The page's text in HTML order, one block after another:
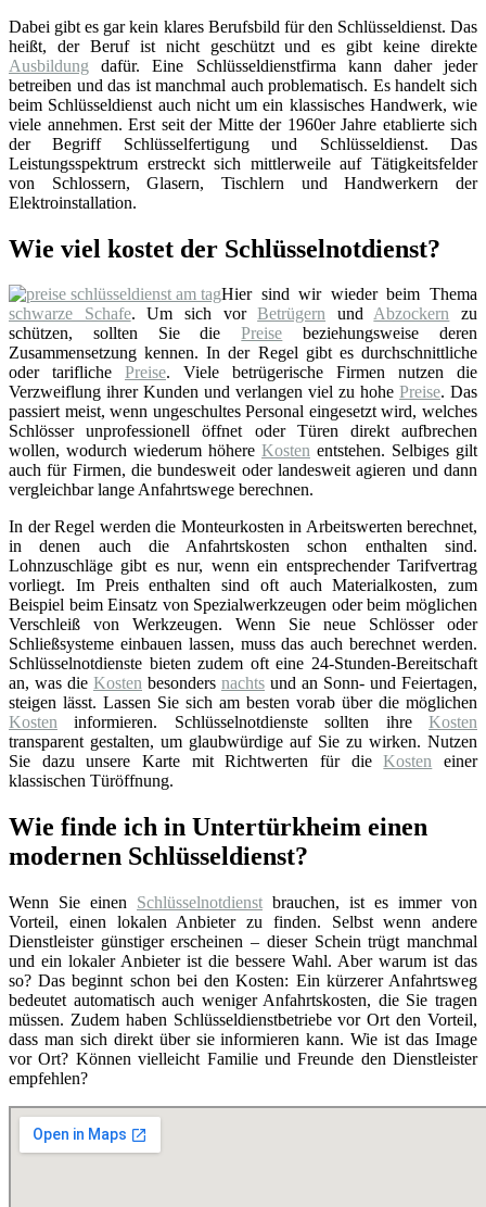
Dabei gibt es gar kein klares Berufsbild für den Schlüsseldienst. Das
heißt, der Beruf ist nicht geschützt und es gibt keine direkte
Ausbildung dafür. Eine Schlüsseldienstfirma kann daher jeder
betreiben und das ist manchmal auch problematisch. Es handelt sich
beim Schlüsseldienst auch nicht um ein klassisches Handwerk, wie
viele annehmen. Erst seit der Mitte der 1960er Jahre etablierte sich
der Begriff Schlüsselfertigung und Schlüsseldienst. Das
Leistungsspektrum erstreckt sich mittlerweile auf Tätigkeitsfelder
von Schlossern, Glasern, Tischlern und Handwerkern der
Elektroinstallation.
Wie viel kostet der Schlüsselnotdienst?
Hier sind wir wieder beim Thema
schwarze Schafe. Um sich vorBetrügern undAbzockern zu
schützen, sollten Sie diePreise beziehungsweise deren
Zusammensetzung kennen. In der Regel gibt es durchschnittliche
oder tarifliche Preise. Viele betrügerische Firmen nutzen die
Verzweiflung ihrer Kunden und verlangen viel zu hohe Preise. Das
passiert meist, wenn ungeschultes Personal eingesetzt wird, welches
Schlösser unprofessionell öffnet oder Türen direkt aufbrechen
wollen, wodurch wiederum höhere Kosten entstehen. Selbiges gilt
auch für Firmen, die bundesweit oder landesweit agieren und dann
vergleichbar lange Anfahrtswege berechnen.
In der Regel werden die Monteurkosten in Arbeitswerten berechnet,
in denen auch die Anfahrtskosten schon enthalten sind.
Lohnzuschläge gibt es nur, wenn ein entsprechender Tarifvertrag
vorliegt. Im Preis enthalten sind oft auch Materialkosten, zum
Beispiel beim Einsatz von Spezialwerkzeugen oder beim möglichen
Verschleiß von Werkzeugen. Wenn Sie neue Schlösser oder
Schließsysteme einbauen lassen, muss das auch berechnet werden.
Schlüsselnotdienste bieten zudem oft eine 24-Stunden-Bereitschaft
an, was die Kosten besonders nachts und an Sonn- und Feiertagen,
steigen lässt. Lassen Sie sich am besten vorab über die möglichen
Kosten informieren. Schlüsselnotdienste sollten ihre Kosten
transparent gestalten, um glaubwürdige auf Sie zu wirken. Nutzen
Sie dazu unsere Karte mit Richtwerten für dieKosten einer
klassischen Türöffnung.
Wie finde ich in Untertürkheim einen
modernen Schlüsseldienst?
Wenn Sie einen Schlüsselnotdienst brauchen, ist es immer von
Vorteil, einen lokalen Anbieter zu finden. Selbst wenn andere
Dienstleister günstiger erscheinen – dieser Schein trügt manchmal
und ein lokaler Anbieter ist die bessere Wahl. Aber warum ist das
so? Das beginnt schon bei den Kosten: Ein kürzerer Anfahrtsweg
bedeutet automatisch auch weniger Anfahrtskosten, die Sie tragen
müssen. Zudem haben Schlüsseldienstbetriebe vor Ort den Vorteil,
dass man sich direkt über sie informieren kann. Wie ist das Image
vor Ort? Können vielleicht Familie und Freunde den Dienstleister
empfehlen?